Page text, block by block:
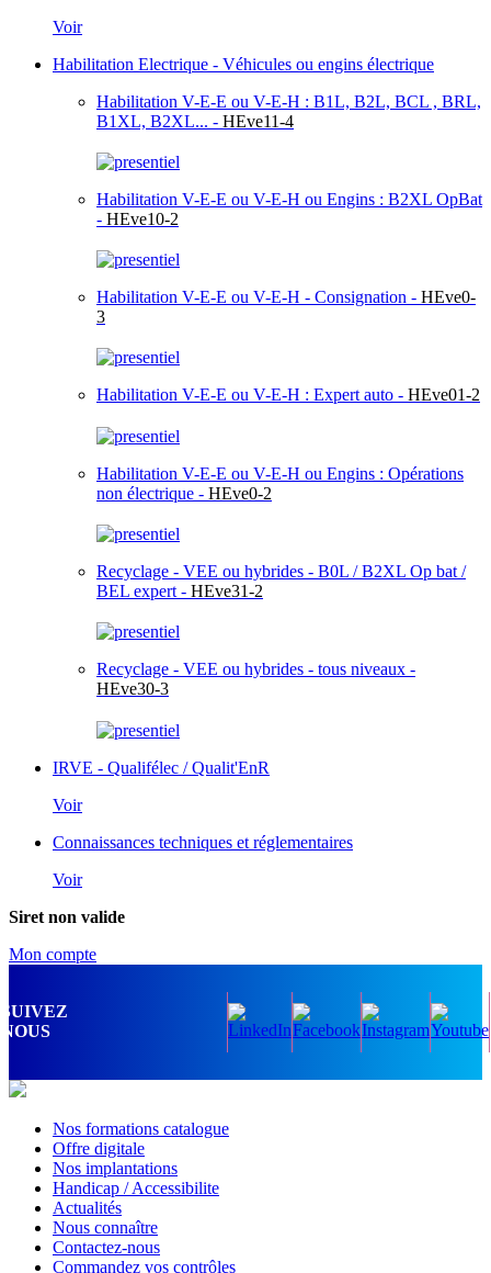
Voir
Habilitation Electrique - Véhicules ou engins électrique
Habilitation V-E-E ou V-E-H : B1L, B2L, BCL , BRL,
B1XL, B2XL... - HEve11-4
Habilitation V-E-E ou V-E-H ou Engins : B2XL OpBat
- HEve10-2
Habilitation V-E-E ou V-E-H - Consignation - HEve0-
3
Habilitation V-E-E ou V-E-H : Expert auto - HEve01-2
Habilitation V-E-E ou V-E-H ou Engins : Opérations
non électrique - HEve0-2
Recyclage - VEE ou hybrides - B0L / B2XL Op bat /
BEL expert - HEve31-2
Recyclage - VEE ou hybrides - tous niveaux -
HEve30-3
IRVE - Qualifélec / Qualit'EnR
Voir
Connaissances techniques et réglementaires
Voir
Siret non valide
Mon compte
SUIVEZ
NOUS
Nos formations catalogue
Offre digitale
Nos implantations
Handicap / Accessibilite
Actualités
Nous connaître
Contactez-nous
Commandez vos contrôles